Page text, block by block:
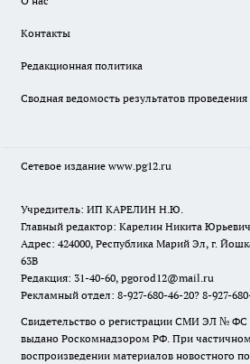
Контакты
Редакционная политика
Сводная ведомость результатов
Сетевое издание www.pg12.ru
Учредитель: ИП КАРЕЛИН Н.Ю.
Главный редактор: Карелин Никита Юрьевич
Адрес: 424000, Республика Марий Эл, г.
63В
Редакция: 31-40-60, pgorod12@mail.ru
Рекламный отдел: 8-927-680-46-20? 8-927-
Свидетельство о регистрации СМИ ЭЛ № ФС
выдано Роскомнадзором РФ. При
воспроизведении материалов новостного